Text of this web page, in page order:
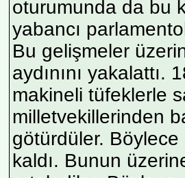
oturumunda da bu
yabancı
Bu gelişmeler
aydınını yakalattı.
makineli tüfeklerle
milletvekillerinden
götürdüler.
kaldı. Bunun